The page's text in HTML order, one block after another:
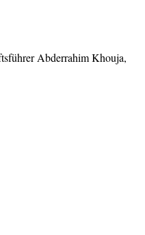
Abderrahim Khouja,